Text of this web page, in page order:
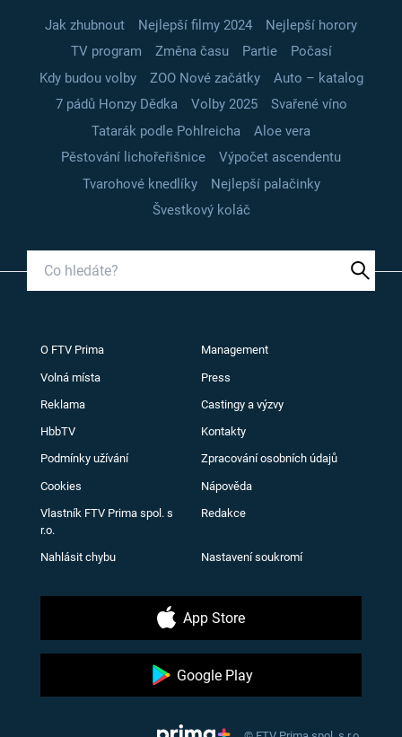
Jak zhubnout Nejlepší filmy 2024
Nejlepší horory
TV program
Změna času Partie
Počasí
Kdy budou volby
ZOO Nové začátky
Auto – katalog
7 pádů Honzy Dědka
Volby 2025
Svařené víno
Tatarák podle Pohlreicha
Aloe vera
Pěstování lichořeřišnice
Výpočet ascendentu
Tvarohové knedlíky
Nejlepší palačinky
Švestkový koláč
O FTV Prima Management
Volná místa Press
Reklama Castingy a výzvy
HbbTV Kontakty
Podmínky užívání Zpracování osobních údajů
Cookies Nápověda
Vlastník FTV Prima spol. s
r.o.
Redakce
Nahlásit chybu Nastavení soukromí
App Store
Google Play